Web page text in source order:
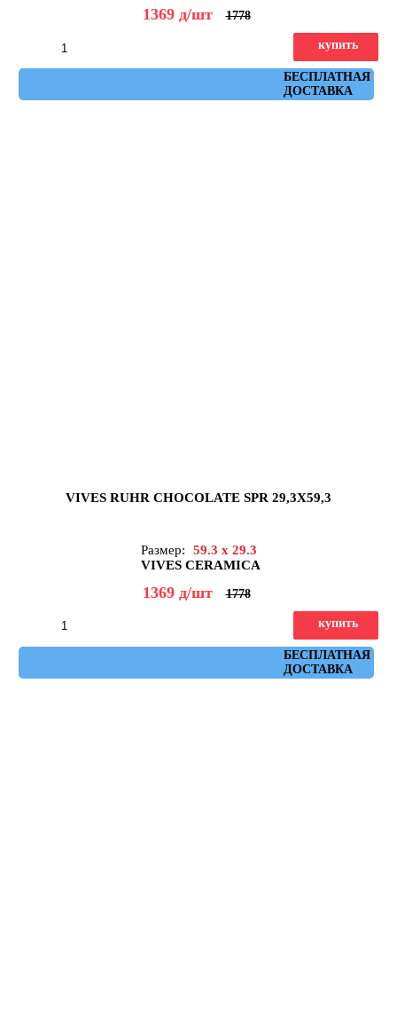
1369 д/шт 1778
БЕСПЛАТНАЯ
ДОСТАВКА
купить
VIVES RUHR CHOCOLATE SPR 29,3X59,3
Размер:
59.3 x 29.3
VIVES CERAMICA
1369 д/шт 1778
БЕСПЛАТНАЯ
ДОСТАВКА
купить
Артикул: ruhr_chocolate_spr_29,3x59,3